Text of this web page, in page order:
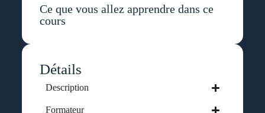
Ce que vous allez apprendre dans ce
cours
Détails
Description
Formateur